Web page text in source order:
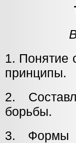
1. Понятие
принципы.
2.
борьбы.
3. Формы